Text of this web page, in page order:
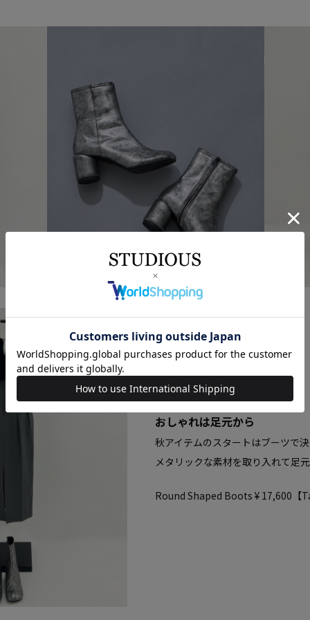
おしゃれは足元から
秋アイテムのスタートはブーツで
メタリックな素材を取り入れて足
Round Shaped Boots ¥ 17,600 【